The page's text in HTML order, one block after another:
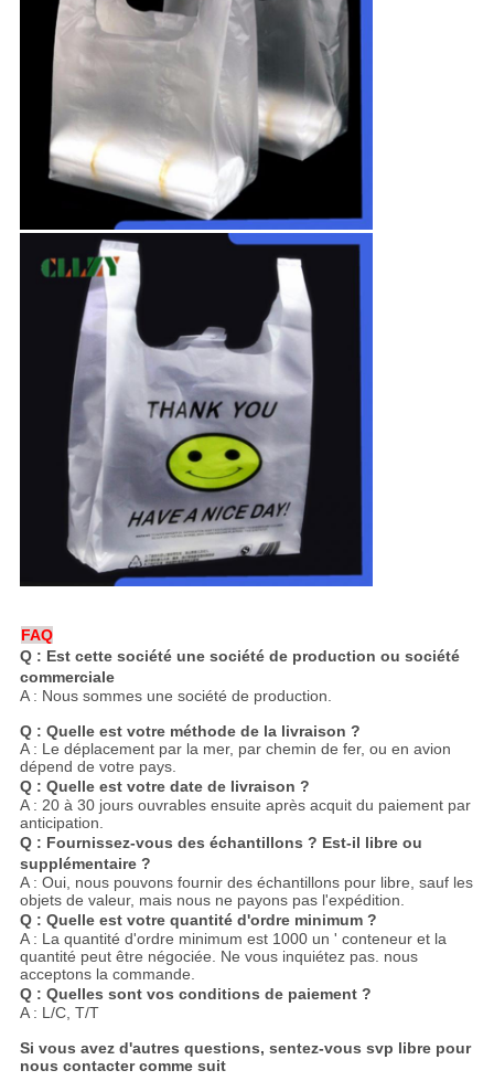
FAQ
Q : Est cette société une société de production ou société
commerciale
A : Nous sommes une société de production.
Q : Quelle est votre méthode de la livraison ?
A : Le déplacement par la mer, par chemin de fer, ou en avion
dépend de votre pays.
Q : Quelle est votre date de livraison ?
A : 20 à 30 jours ouvrables ensuite après acquit du paiement par
anticipation.
Q : Fournissez-vous des échantillons ? Est-il libre ou
supplémentaire ?
A : Oui, nous pouvons fournir des échantillons pour libre, sauf les
objets de valeur, mais nous ne payons pas l'expédition.
Q : Quelle est votre quantité d'ordre minimum ?
A : La quantité d'ordre minimum est 1000 un ' conteneur et la
quantité peut être négociée. Ne vous inquiétez pas. nous
acceptons la commande.
Q : Quelles sont vos conditions de paiement ?
A : L/C, T/T
Si vous avez d'autres questions, sentez-vous svp libre pour
nous contacter comme suit